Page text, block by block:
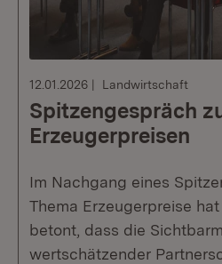
12.01.2026 Landwirtschaft
Spitzengespräch
Erzeugerpreisen
Im Nachgang eines
Thema Erzeugerpreise
betont, dass die
wertschätzender